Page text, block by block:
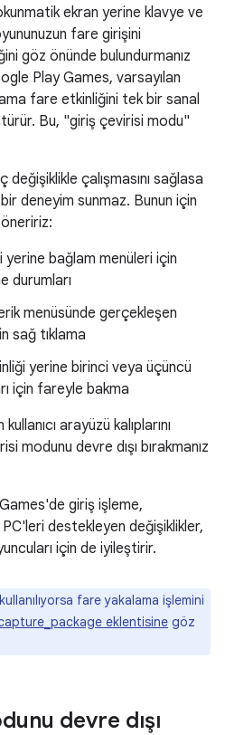
ekran yerine klavye ve
fare girişini
göz önünde bulundurmanız
Play Games, varsayılan
fare etkinliğini tek bir sanal
Bu, "giriş çevirisi modu"
çalışmasını sağlasa
deneyim sunmaz. Bunun için
öneririz:
yerine bağlam menüleri için
durumları
menüsünde gerçekleşen
sağ tıklama
yerine birinci veya üçüncü
için fareyle bakma
arayüzü kalıplarını
modunu devre dışı bırakmanız
giriş işleme,
PC'leri destekleyen değişiklikler,
için de iyileştirir.
fare yakalama işlemini
eklentisine göz
devre dışı